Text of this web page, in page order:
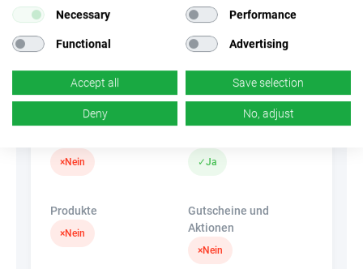
Incentivierter Traffic
EPC
k.A.
CR
Deeplink
×Nein ✓Ja
Produkte
×Nein
Gutscheine und
Aktionen
×Nein
Necessary Performance
Functional Advertising
Accept all Save selection
Deny No, adjust